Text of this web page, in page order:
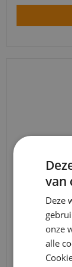
40x60mm
549,02
In
t/m
van
Deze
onze
alle